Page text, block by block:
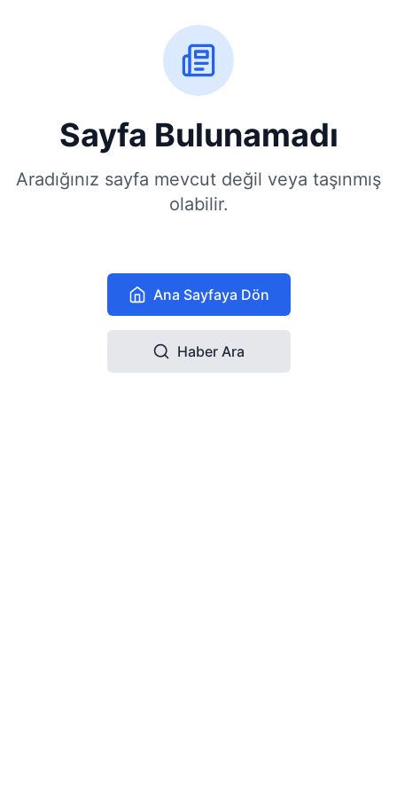
Sayfa Bulunamadı
Aradığınız sayfa mevcut değil veya taşınmış
olabilir.
Ana Sayfaya Dön
Haber Ara